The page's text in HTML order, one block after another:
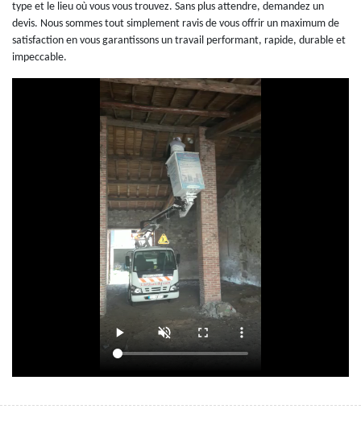
type et le lieu où vous vous trouvez. Sans plus attendre, demandez un
devis. Nous sommes tout simplement ravis de vous offrir un maximum de
satisfaction en vous garantissons un travail performant, rapide, durable et
impeccable.